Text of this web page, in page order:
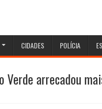
CIDADES POLÍCIA
Verde arrecadou